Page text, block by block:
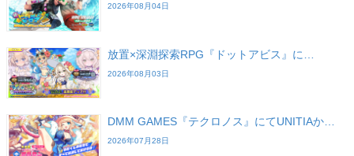
2026年08月04日
放置×深淵探索RPG『ドットアビス』に…
2026年08月03日
DMM GAMES『テクロノス』にてUNITIAか…
2026年07月28日